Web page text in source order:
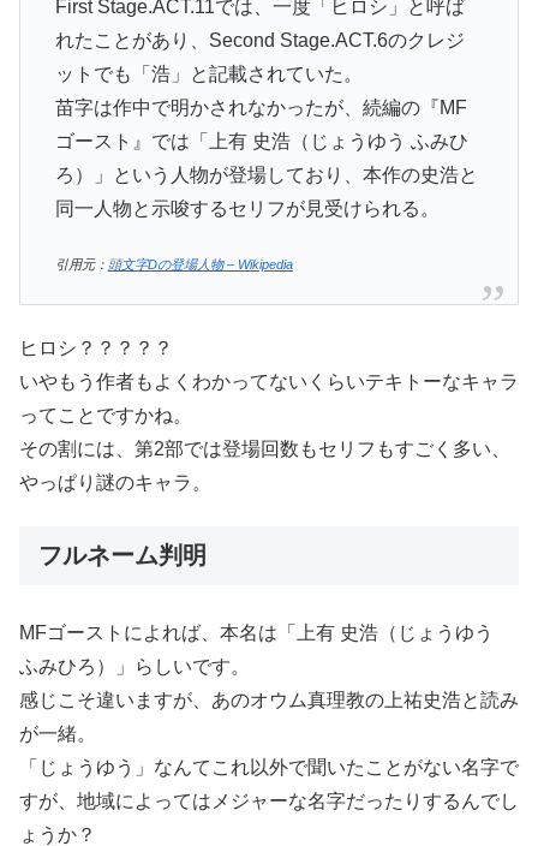
First Stage.ACT.11では、一度「ヒロシ」と呼ば
れたことがあり、Second Stage.ACT.6のクレジ
ットでも「浩」と記載されていた。
苗字は作中で明かされなかったが、続編の『MF
ゴースト』では「上有 史浩（じょうゆう ふみひ
ろ）」という人物が登場しており、本作の史浩と
同一人物と示唆するセリフが見受けられる。
引用元： 頭文字Dの登場人物 – Wikipedia
ヒロシ？？？？？
いやもう作者もよくわかってないくらいテキトーなキャラ
ってことですかね。
その割には、第2部では登場回数もセリフもすごく多い、
やっぱり謎のキャラ。
フルネーム判明
MFゴーストによれば、本名は「上有 史浩（じょうゆう
ふみひろ）」らしいです。
感じこそ違いますが、あのオウム真理教の上祐史浩と読み
が一緒。
「じょうゆう」なんてこれ以外で聞いたことがない名字で
すが、地域によってはメジャーな名字だったりするんでし
ょうか？